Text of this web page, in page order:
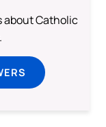
about Catholic